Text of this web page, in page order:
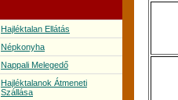
Hajléktalan Ellátás
Népkonyha
Nappali Melegedő
Hajléktalanok Átmeneti
Szállása